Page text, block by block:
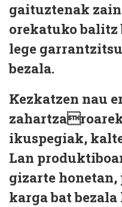
gaituztenak
orekatuko
lege
bezala.
Kezkatzen nau
ikuspegiak,
Lan
gizarte
karga bat